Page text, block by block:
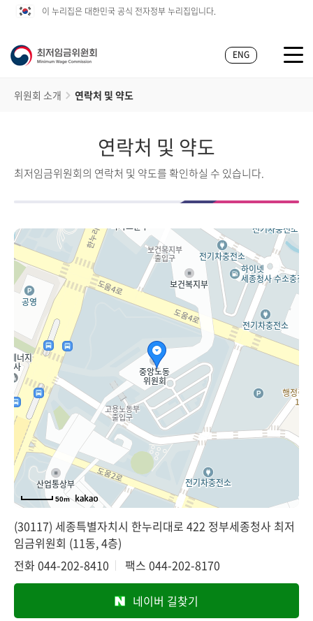
이 누리집은 대한민국 공식 전자정부 누리집입니다.
ENG
위원회 소개 연락처 및 약도
연락처 및 약도
최저임금위원회의 연락처 및 약도를 확인하실 수 있습니다.
50m
(30117) 세종특별자치시 한누리대로 422 정부세종청사 최저
임금위원회 (11동, 4층)
전화044-202-8410 팩스 044-202-8170
네이버 길찾기